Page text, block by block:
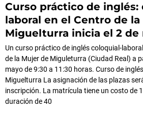
Curso práctico de inglés:
laboral en el Centro de
Miguelturra inicia el 2 de
Un curso práctico de inglés coloquial-
de la Mujer de Miguleturra (Ciudad Real) a
mayo de 9:30 a 11:30 horas. Curso de
Miguelturra La asignación de las plazas
inscripción. La matrícula tiene un costo de
duración de 40